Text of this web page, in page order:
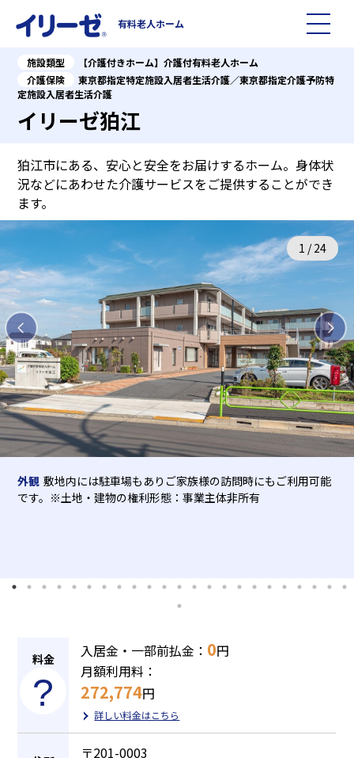
有料老人ホーム
施設を探す
イリーゼについて
イリーゼについて
有料老人ホームイリーゼとは
イリーゼが選ばれる理由
一日の流れ
会社概要
入居までの流れ
よくある質問
お役立ち記事
知っておきたい介護の知識
介護用語をわかりやすく説明
有料老人ホームとは
意外と知らない介護保険の基本
有料老人ホームを選ぶ時のポイント
その他
見学予約 資料請求
採用情報 会社概要 オーナー募集
施設類型
【介護付きホーム】介護付有料老人ホーム
介護保険
東京都指定特定施設入居者生活介護／東京都指定介護予防特
定施設入居者生活介護
イリーゼ狛江
狛江市にある、安心と安全をお届けするホーム。身体状
況などにあわせた介護サービスをご提供することができ
ます。
外観 敷地内には駐車場もありご家族様の訪問時にもご利用可能
です。※土地・建物の権利形態：事業主体非所有
1 /24
料金 入居金・一部前払金： 0円
月額利用料：
272,774円
詳しい料金はこちら
〒201-0003